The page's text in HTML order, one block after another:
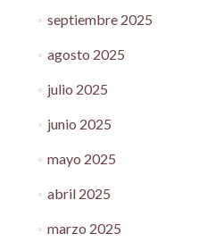
septiembre 2025
agosto 2025
julio 2025
junio 2025
mayo 2025
abril 2025
marzo 2025